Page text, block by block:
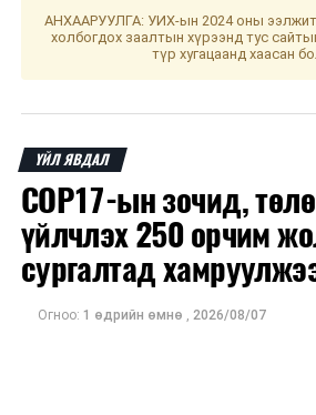
АНХААРУУЛГА: УИХ-ын 2024 оны ээлжит
холбогдох заалтын хүрээнд тус
түр хугацаанд хаасан
ҮЙЛ ЯВДАЛ
COP17-ын зочид,
үйлчлэх 250 орчим
сургалтад
Огноо: 1 өдрийн өмнө , 2026/08/07